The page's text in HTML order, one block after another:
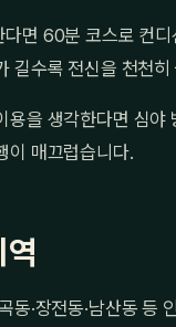
면 60분 코스로 컨
길수록 전신을 천천
용을 생각한다면 심
이 매끄럽습니다.
동·장전동·남산동